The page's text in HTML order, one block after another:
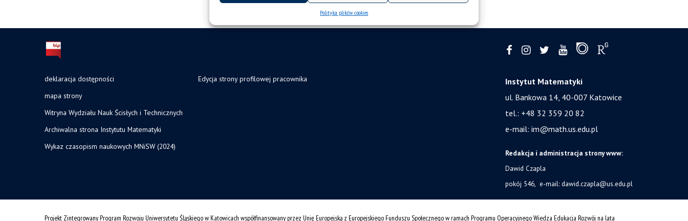
Polityka plików cookies
deklaracja dostępności
mapa strony
Witryna Wydziału Nauk Ścisłych i Technicznych
Archiwalna strona Instytutu Matematyki
Wykaz czasopism naukowych MNiSW (2024)
Edycja strony profilowej pracownika
Instytut Matematyki
ul. Bankowa 14, 40-007 Katowice
tel.: +48 32 359 20 82
e-mail: im@math.us.edu.pl
Redakcja i administracja strony www:
Dawid Czapla
pokój 546, e-mail: dawid.czapla@us.edu.pl
Projekt Zintegrowany Program Rozwoju Uniwersytetu Śląskiego w Katowicach współfinansowany przez Unię Europejską z Europejskiego Funduszu Społecznego w ramach Programu Operacyjnego Wiedza Edukacja Rozwój na lata